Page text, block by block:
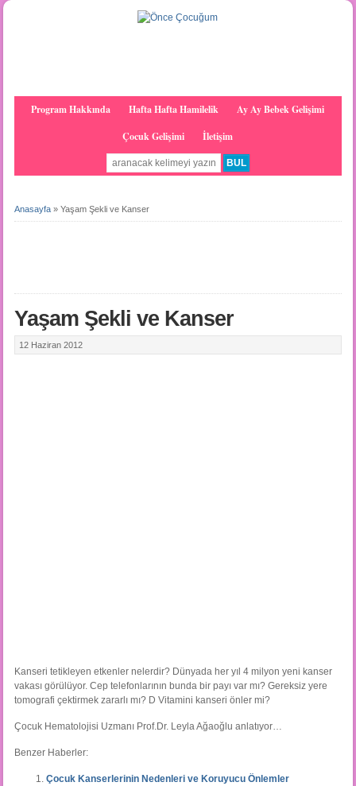
Program Hakkında Hafta Hafta Hamilelik
Ay Ay Bebek Gelişimi
Çocuk Gelişimi
İletişim
Anasayfa» Yaşam Şekli ve Kanser
Yaşam Şekli ve Kanser
12 Haziran 2012
Kanseri tetikleyen etkenler nelerdir? Dünyada her yıl 4 milyon yeni kanser
vakası görülüyor. Cep telefonlarının bunda bir payı var mı? Gereksiz yere
tomografi çektirmek zararlı mı? D Vitamini kanseri önler mi?
Çocuk Hematolojisi Uzmanı Prof.Dr. Leyla Ağaoğlu anlatıyor…
Benzer Haberler:
Çocuk Kanserlerinin Nedenleri ve Koruyucu Önlemler